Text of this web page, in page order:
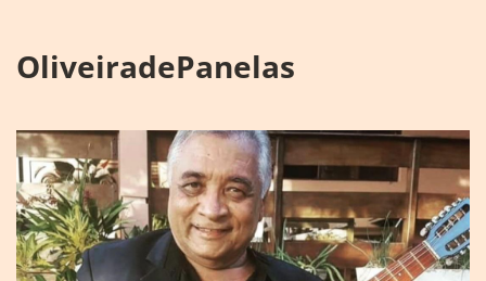
OliveiradePanelas